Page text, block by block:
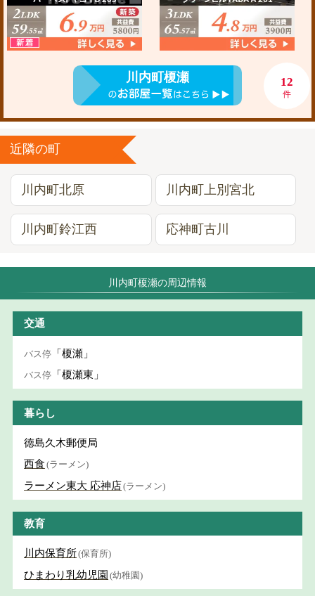
川内町榎瀬 12
件
近隣の町
川内町北原 川内町上別宮北
川内町鈴江西 応神町古川
川内町榎瀬の周辺情報
交通
バス停 「榎瀬」
バス停 「榎瀬東」
暮らし
徳島久木郵便局
西食 (ラーメン)
ラーメン東大 応神店(ラーメン)
教育
川内保育所(保育所)
ひまわり乳幼児園 (幼稚園)